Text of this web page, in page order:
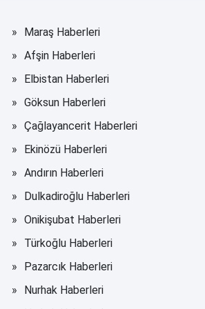
Maraş Haberleri
Afşin Haberleri
Elbistan Haberleri
Göksun Haberleri
Çağlayancerit Haberleri
Ekinözü Haberleri
Andırın Haberleri
Dulkadiroğlu Haberleri
Onikişubat Haberleri
Türkoğlu Haberleri
Pazarcık Haberleri
Nurhak Haberleri